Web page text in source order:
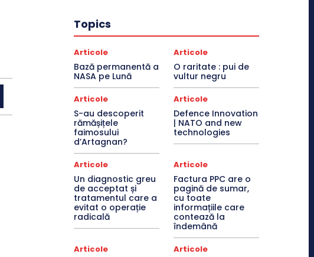
Topics
Articole
Bază permanentă a
NASA pe Lună
Articole
O raritate : pui de
vultur negru
Articole
S-au descoperit
rămășițele
faimosului
d’Artagnan?
Articole
Defence Innovation
| NATO and new
technologies
Articole
Un diagnostic greu
de acceptat și
tratamentul care a
evitat o operație
radicală
Articole
Factura PPC are o
pagină de sumar,
cu toate
informațiile care
contează la
îndemână
Articole Articole